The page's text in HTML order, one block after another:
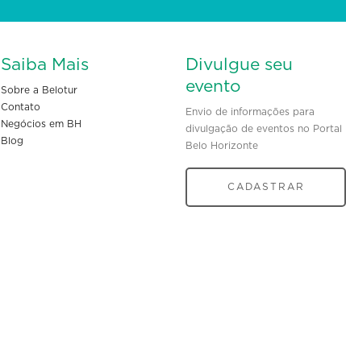
Saiba Mais
Sobre a Belotur
Contato
Negócios em BH
Blog
Divulgue seu
evento
Envio de informações para
divulgação de eventos no Portal
Belo Horizonte
CADASTRAR